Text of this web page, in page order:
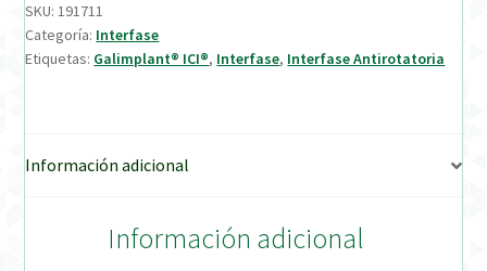
Verification Required
SKU:191711
Categoría: Interfase
Etiquetas: Galimplant® ICI®, Interfase, Interfase Antirotatoria
Información adicional
Información adicional